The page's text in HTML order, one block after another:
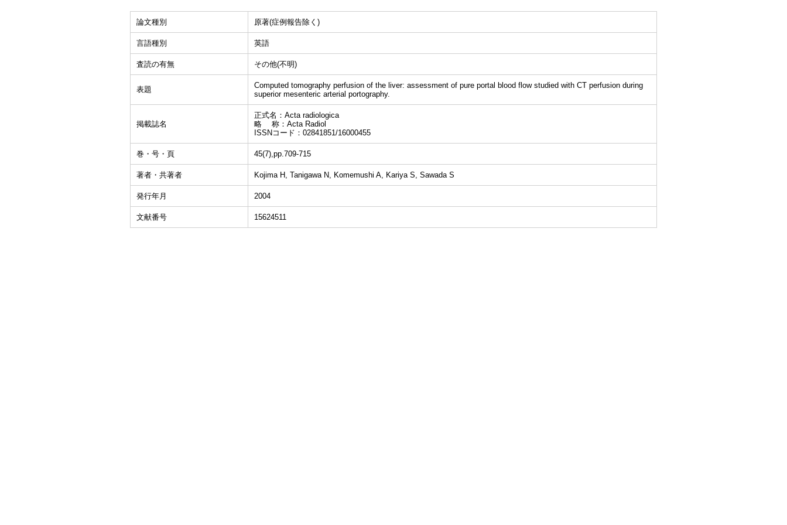
論文種別 原著(症例報告除く)
言語種別 英語
査読の有無 その他(不明)
表題
Computed tomography perfusion of the liver: assessment of pure portal blood flow studied with CT perfusion during
superior mesenteric arterial portography.
掲載誌名
正式名：Acta radiologica
略 称：Acta Radiol
ISSNコード：02841851/16000455
巻・号・頁 45(7),pp.709-715
著者・共著者 Kojima H, Tanigawa N, Komemushi A, Kariya S, Sawada S
発行年月 2004
文献番号 15624511